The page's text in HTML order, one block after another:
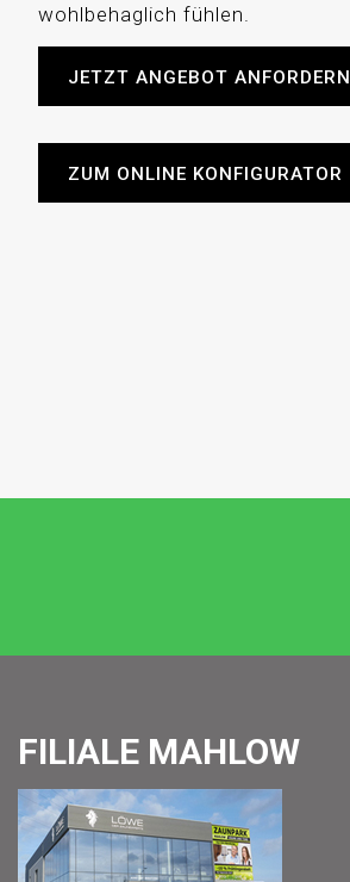
wohlbehaglich fühlen.
JETZT ANGEBOT ANFORDERN
ZUM ONLINE KONFIGURATOR
FILIALE MAHLOW